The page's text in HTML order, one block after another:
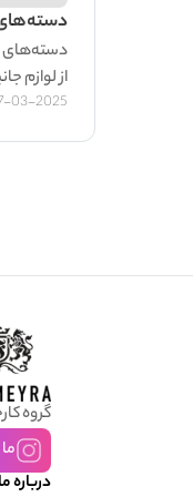
دسته‌های
از لوازم
03-2025
گروه
درباره ما